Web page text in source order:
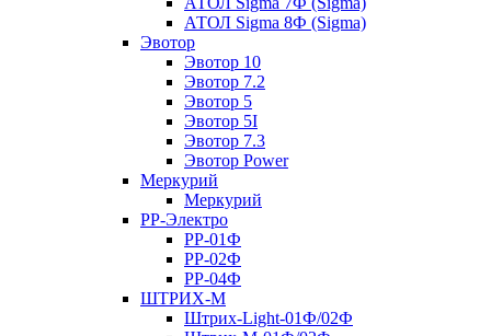
АТОЛ Sigma 8Ф (Sigma)
Эвотор
Эвотор 10
Эвотор 7.2
Эвотор 5
Эвотор 5I
Эвотор 7.3
Эвотор Power
Меркурий
Меркурий
РР-Электро
РР-01Ф
РР-02Ф
РР-04Ф
ШТРИХ-М
Штрих-Light-01Ф/02Ф